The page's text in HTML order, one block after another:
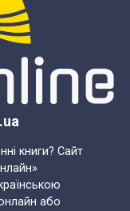
книги? Сайт
або